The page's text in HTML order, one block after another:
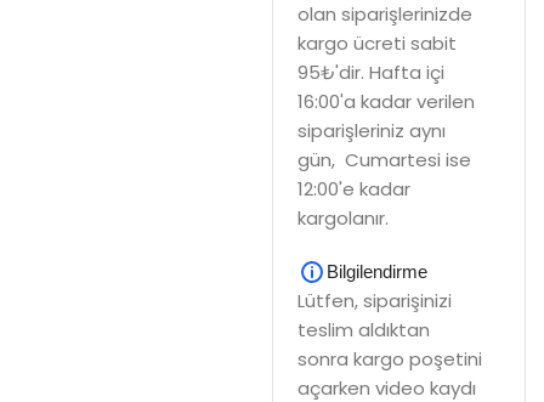
olan siparişlerinizde
kargo ücreti sabit
95₺'dir. Hafta içi
16:00'a kadar verilen
siparişleriniz aynı
gün, Cumartesi ise
12:00'e kadar
kargolanır.
Bilgilendirme
Lütfen, siparişinizi
teslim aldıktan
sonra kargo poşetini
açarken video kaydı